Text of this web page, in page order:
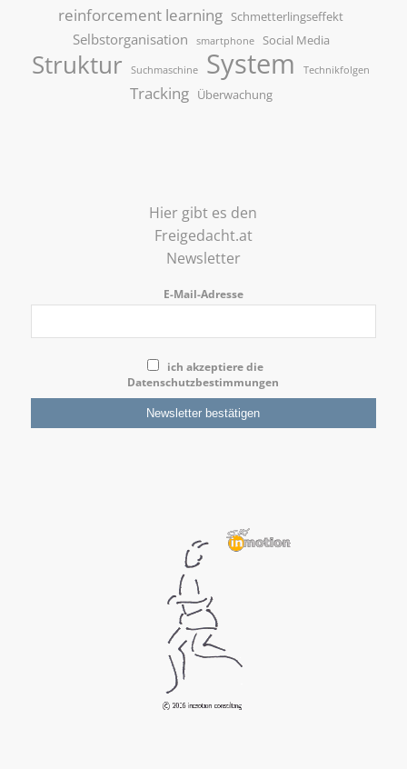
reinforcement learning Schmetterlingseffekt
Selbstorganisation smartphone Social Media
Struktur Suchmaschine System Technikfolgen
Tracking Überwachung
Hier gibt es den
Freigedacht.at
Newsletter
E-Mail-Adresse
ich akzeptiere die
Datenschutzbestimmungen